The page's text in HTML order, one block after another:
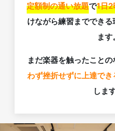
定額制の通い放題で1日2
けながら練習まででき
ます。
まだ楽器を触ったこと
わず挫折せずに上達でき
します